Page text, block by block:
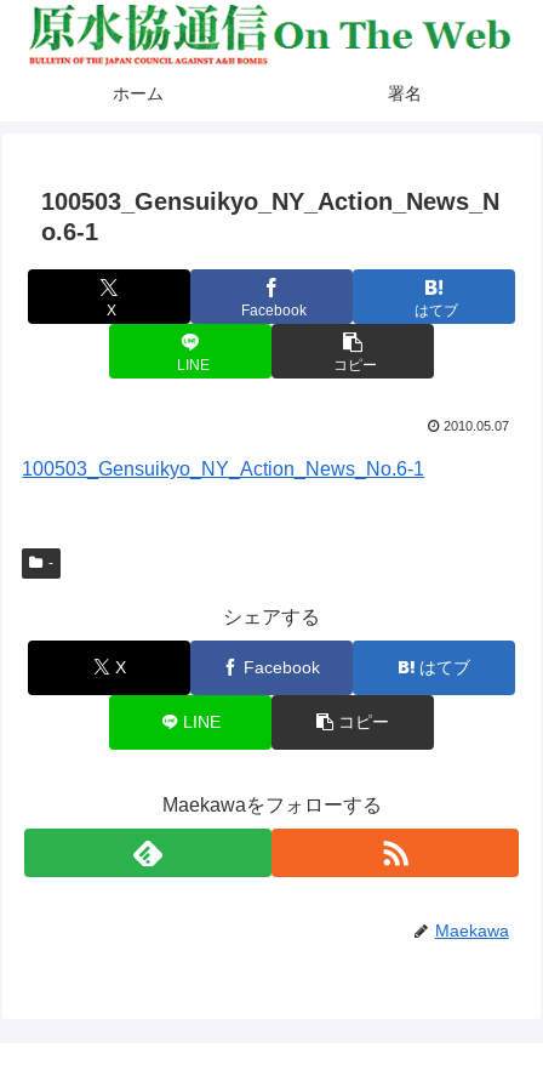
ホーム 署名
100503_Gensuikyo_NY_Action_News_N
o.6-1
X Facebook はてブ
LINE コピー
2010.05.07
100503_Gensuikyo_NY_Action_News_No.6-1
-
シェアする
X Facebook はてブ
LINE コピー
Maekawaをフォローする
Maekawa